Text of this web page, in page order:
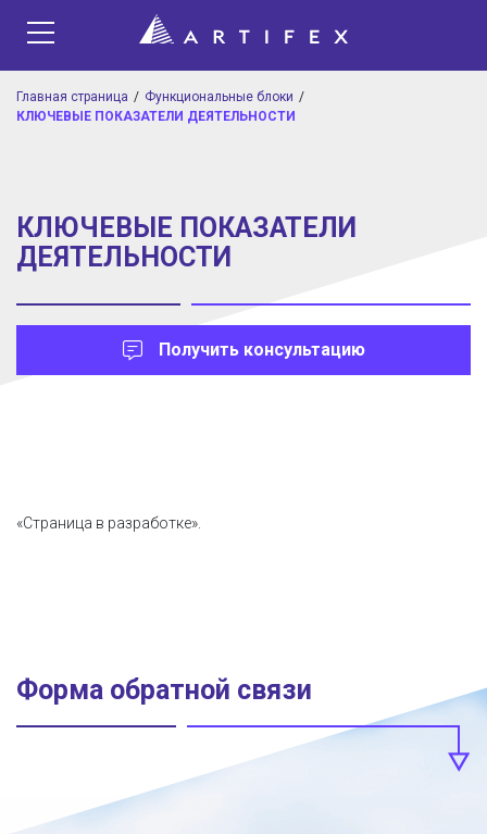
Главная страница
Функциональные блоки
КЛЮЧЕВЫЕ ПОКАЗАТЕЛИ ДЕЯТЕЛЬНОСТИ
КЛЮЧЕВЫЕ ПОКАЗАТЕЛИ
ДЕЯТЕЛЬНОСТИ
Получить консультацию
«Страница в разработке».
Форма обратной связи